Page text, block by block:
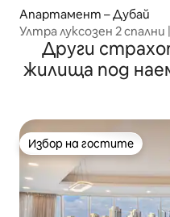
Апартамент – Дубай
Ултра луксозен 2
Други
жилища под
Избор на гостите
Избор на гостите